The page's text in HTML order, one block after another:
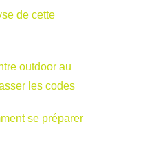
de cette
outdoor au
les codes
se préparer